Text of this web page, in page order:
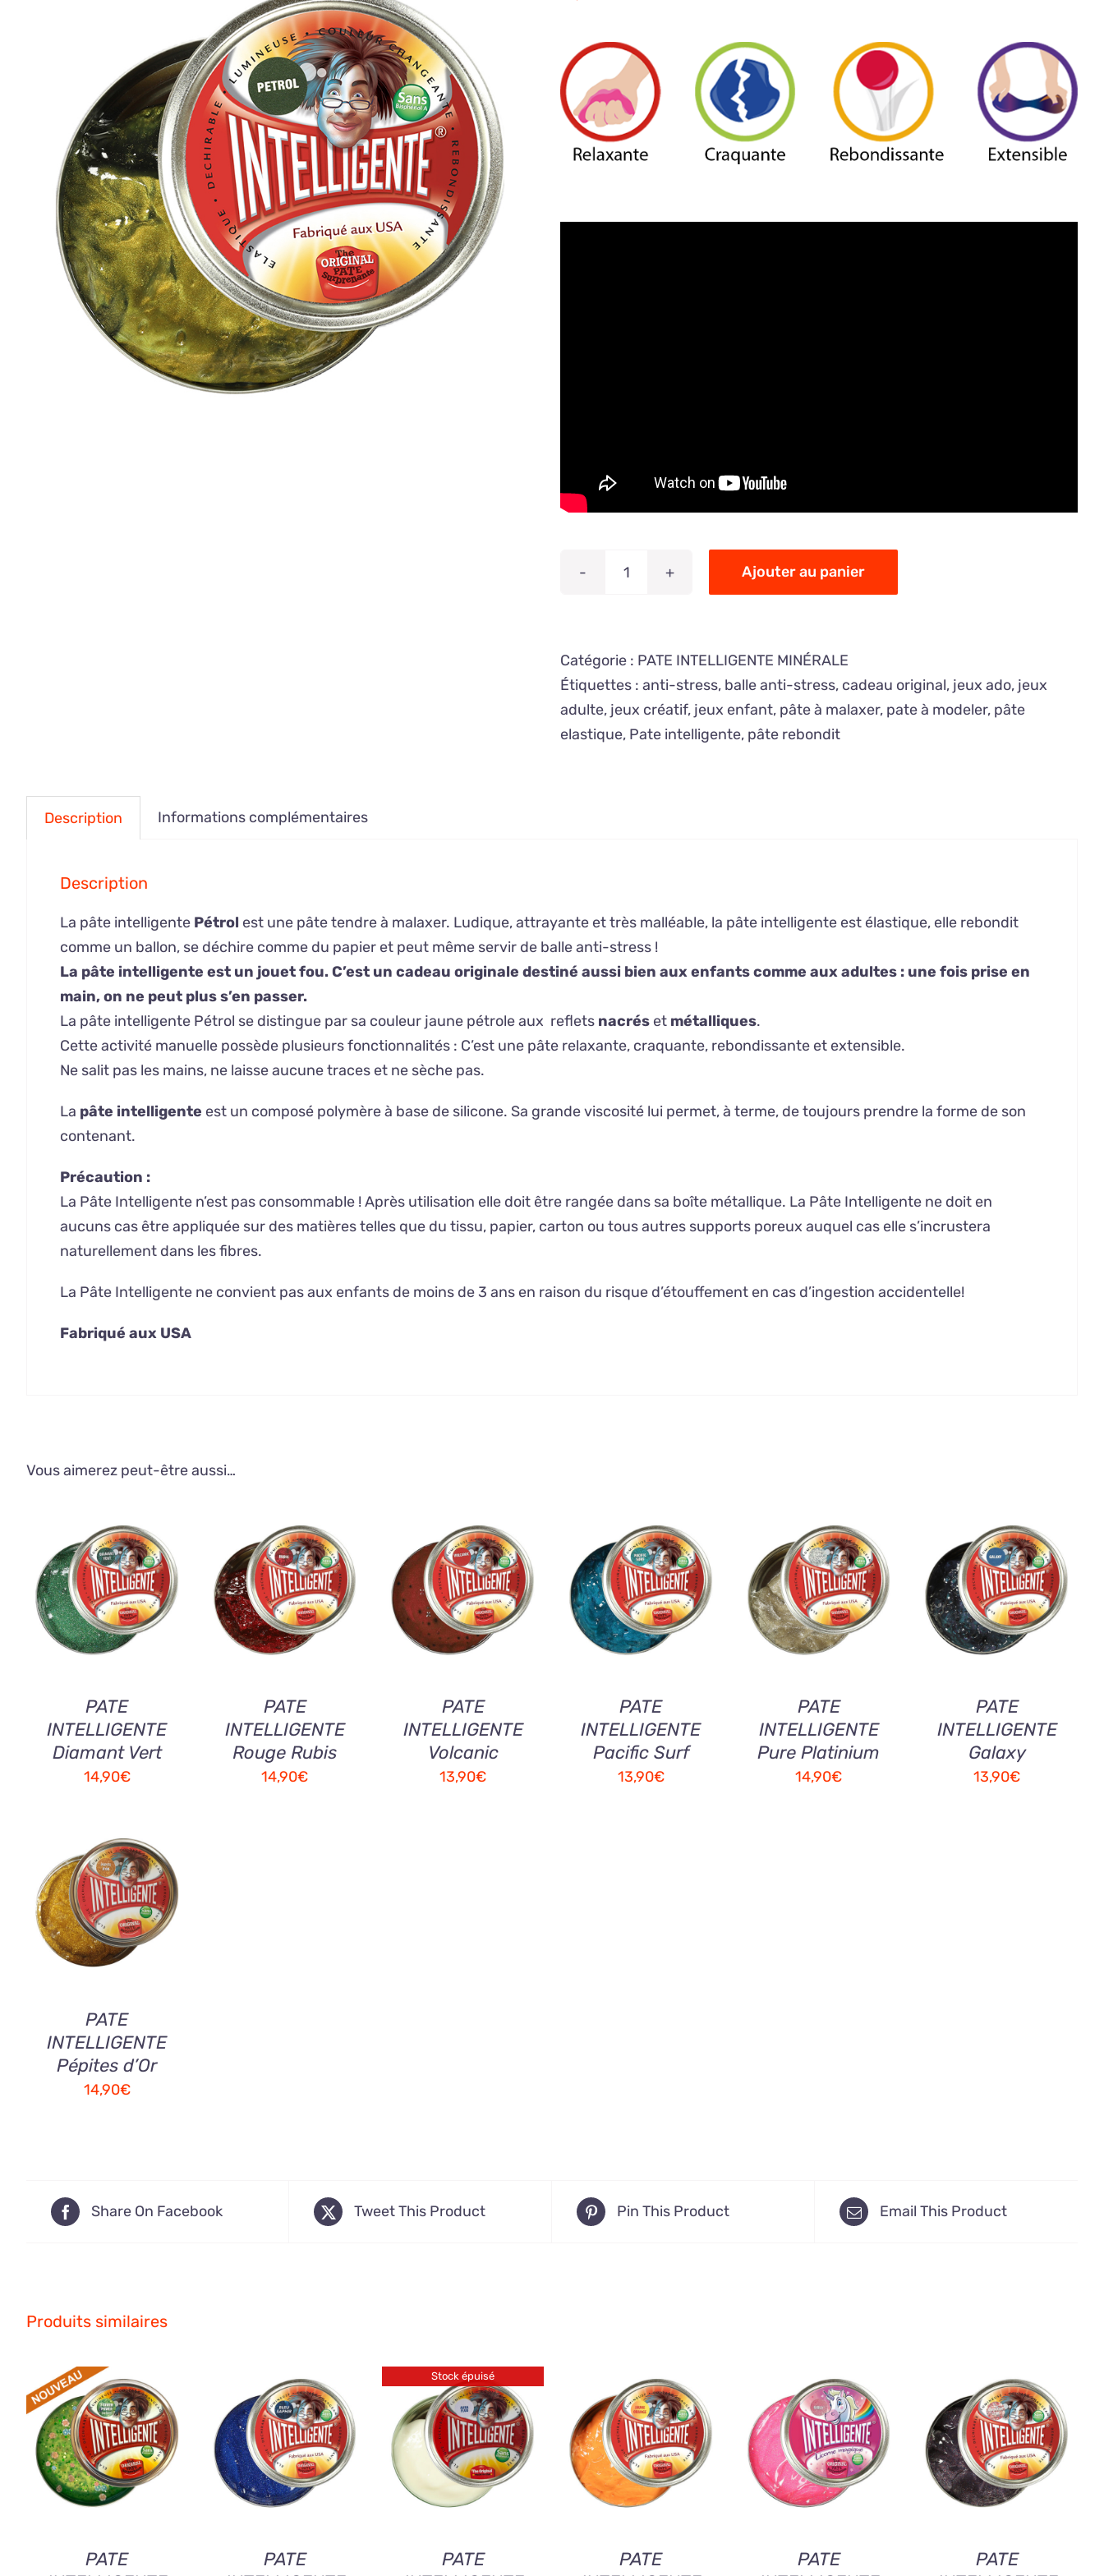
quantité
INTELLIGENTE
Pétrol
Ajouter au panier
Catégorie : PATE INTELLIGENTE MINÉRALE
Étiquettes : anti-stress, balle anti-stress, cadeau original, jeux ado, jeux
adulte, jeux créatif, jeux enfant, pâte à malaxer, pate à modeler, pâte
elastique, Pate intelligente, pâte rebondit
Description Informations complémentaires
Description
La pâte intelligente Pétrol est une pâte tendre à malaxer. Ludique, attrayante et très malléable, la pâte intelligente est élastique, elle rebondit
comme un ballon, se déchire comme du papier et peut même servir de balle anti-stress !
La pâte intelligente est un jouet fou. C’est un cadeau originale destiné aussi bien aux enfants comme aux adultes : une fois prise en
main, on ne peut plus s’en passer.
La pâte intelligente Pétrol se distingue par sa couleur jaune pétrole aux reflets nacrés et métalliques.
Cette activité manuelle possède plusieurs fonctionnalités : C’est une pâte relaxante, craquante, rebondissante et extensible.
Ne salit pas les mains, ne laisse aucune traces et ne sèche pas.
La pâte intelligente est un composé polymère à base de silicone. Sa grande viscosité lui permet, à terme, de toujours prendre la forme de son
contenant.
Précaution :
La Pâte Intelligente n’est pas consommable ! Après utilisation elle doit être rangée dans sa boîte métallique. La Pâte Intelligente ne doit en
aucuns cas être appliquée sur des matières telles que du tissu, papier, carton ou tous autres supports poreux auquel cas elle s’incrustera
naturellement dans les fibres.
La Pâte Intelligente ne convient pas aux enfants de moins de 3 ans en raison du risque d’étouffement en cas d’ingestion accidentelle!
Fabriqué aux USA
Vous aimerez peut-être aussi…
AJOUTER AU
PANIER
/
QUICK
VIEW
PATE
INTELLIGENTE
Diamant Vert
14,90€
AJOUTER AU
PANIER
/
QUICK
VIEW
PATE
INTELLIGENTE
Rouge Rubis
14,90€
AJOUTER AU
PANIER
/
QUICK
VIEW
PATE
INTELLIGENTE
Volcanic
13,90€
AJOUTER AU
PANIER
/
QUICK
VIEW
PATE
INTELLIGENTE
Pacific Surf
13,90€
AJOUTER AU
PANIER
/
QUICK
VIEW
PATE
INTELLIGENTE
Pure Platinium
14,90€
AJOUTER AU
PANIER
/
QUICK
VIEW
PATE
INTELLIGENTE
Galaxy
13,90€
AJOUTER AU
PANIER
/
QUICK
VIEW
PATE
INTELLIGENTE
Pépites d’Or
14,90€
Share On Facebook Tweet This Product Pin This Product Email This Product
Produits similaires
AJOUTER AU
PANIER
/
QUICK
VIEW
PATE
AJOUTER AU
PANIER
/
QUICK
VIEW
PATE
Stock épuisé
QUICK VIEW
PATE
AJOUTER AU
PANIER
/
QUICK
VIEW
PATE
AJOUTER AU
PANIER
/
QUICK
VIEW
PATE
AJOUTER AU
PANIER
/
QUICK
VIEW
PATE